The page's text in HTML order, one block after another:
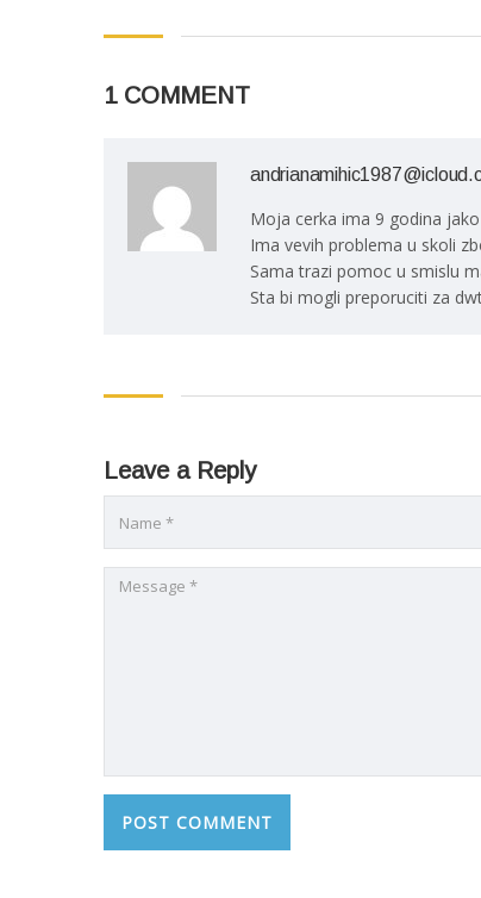
1 COMMENT
Moja cerka ima 9 godina
Ima vevih problema u skoli
Sama trazi pomoc u smislu
Sta bi mogli preporuciti za
Leave a Reply